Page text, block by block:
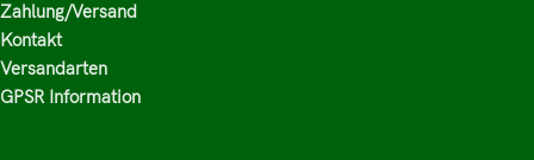
Zahlung/Versand
Kontakt
Versandarten
GPSR Information